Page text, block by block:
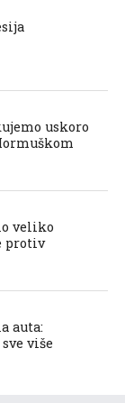
uskoro
veliko
protiv
auta:
više